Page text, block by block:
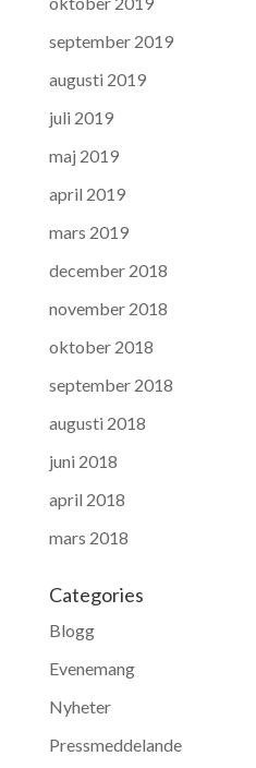
september 2019
augusti 2019
juli 2019
maj 2019
april 2019
mars 2019
december 2018
november 2018
oktober 2018
september 2018
augusti 2018
juni 2018
april 2018
mars 2018
Categories
Blogg
Evenemang
Nyheter
Pressmeddelande